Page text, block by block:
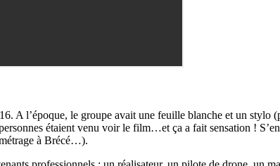
A l’époque, le groupe avait une feuille blanche et un stylo
étaient venu voir le film…et ça a fait sensation !
à Brécé…).